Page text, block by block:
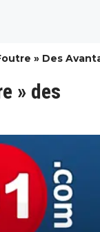
» Des
» des